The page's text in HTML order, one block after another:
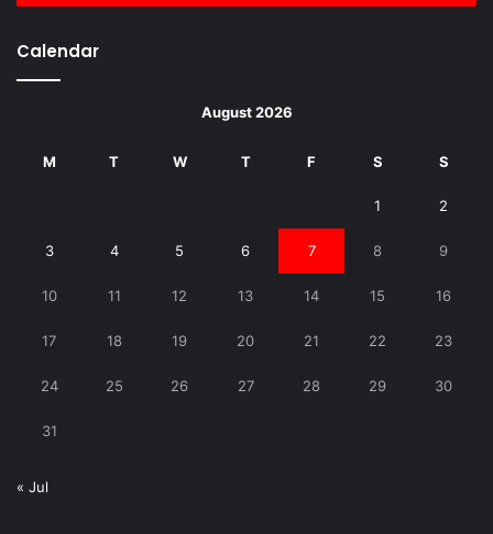
Calendar
August 2026
M T W T F S S
1 2
3 4 5 6 7 8 9
10 11 12 13 14 15 16
17 18 19 20 21 22 23
24 25 26 27 28 29 30
31
« Jul